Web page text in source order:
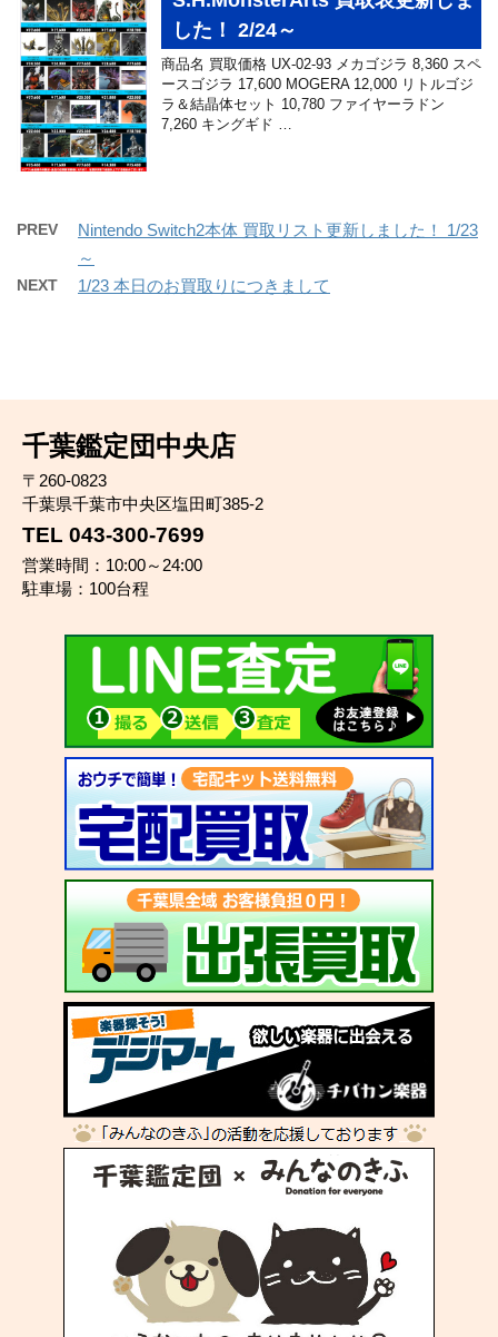
した！ 2/24～
商品名 買取価格 UX-02-93 メカゴジラ 8,360 スペ
ースゴジラ 17,600 MOGERA 12,000 リトルゴジ
ラ＆結晶体セット 10,780 ファイヤーラドン
7,260 キングギド …
PREV
Nintendo Switch2本体 買取リスト更新しました！ 1/23
～
NEXT 1/23 本日のお買取りにつきまして
千葉鑑定団中央店
〒260-0823
千葉県千葉市中央区塩田町385-2
TEL 043-300-7699
営業時間：10:00～24:00
駐車場：100台程